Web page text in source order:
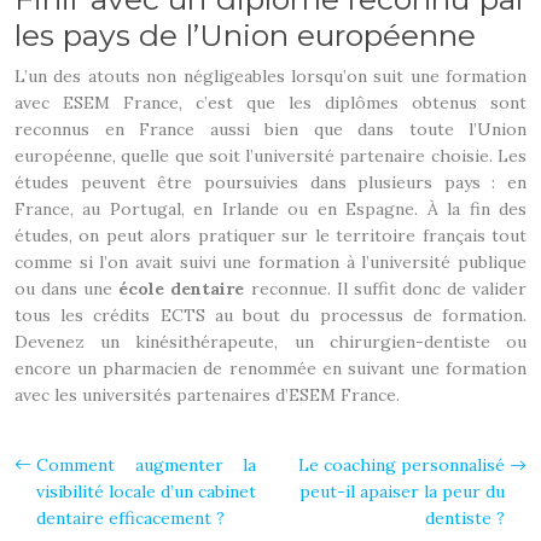
les pays de l’Union européenne
L’un des atouts non négligeables lorsqu’on suit une formation
avec ESEM France, c’est que les diplômes obtenus sont
reconnus en France aussi bien que dans toute l’Union
européenne, quelle que soit l’université partenaire choisie. Les
études peuvent être poursuivies dans plusieurs pays : en
France, au Portugal, en Irlande ou en Espagne. À la fin des
études, on peut alors pratiquer sur le territoire français tout
comme si l’on avait suivi une formation à l’université publique
ou dans une école dentaire reconnue. Il suffit donc de valider
tous les crédits ECTS au bout du processus de formation.
Devenez un kinésithérapeute, un chirurgien-dentiste ou
encore un pharmacien de renommée en suivant une formation
avec les universités partenaires d’ESEM France.
Comment augmenter la
visibilité locale d’un cabinet
dentaire efficacement ?
Le coaching personnalisé
peut-il apaiser la peur du
dentiste ?